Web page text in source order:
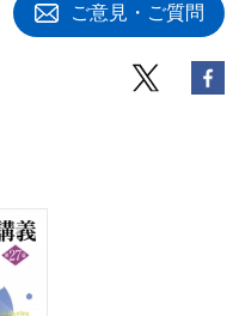
ご意見・ご質問